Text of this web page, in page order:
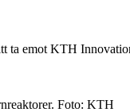
ta emot KTH
Foto: KTH